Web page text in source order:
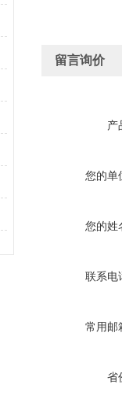
留言询价
产
您的单
您的姓
联系电
常用邮
省